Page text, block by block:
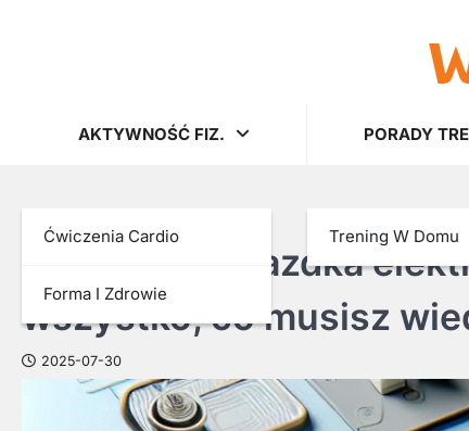
AKTYWNOŚĆ FIZ.
Ćwiczenia Cardio
Forma I Zdrowie
PORADY
Trening W Domu
AKTYWNOŚĆ FIZ.
Najlepsze gniazdka
wszystko, co musisz
2025-07-30